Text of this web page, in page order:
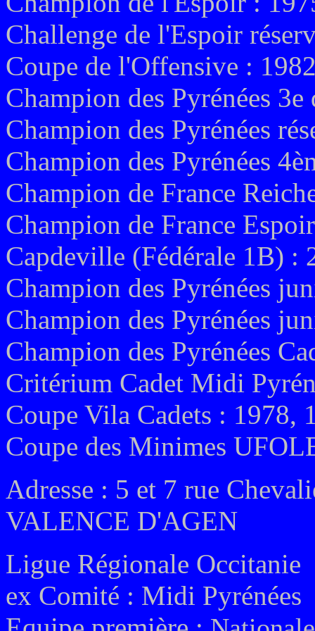
Challenge de l'Espoir
Coupe de l'Offensive :
Champion des Pyrénées
Champion des Pyrénées
Champion des Pyrénées
Champion de France
Champion de France
Capdeville (Fédérale 1B) :
Champion des Pyrénées
Champion des Pyrénées
Champion des Pyrénées
Critérium Cadet Midi
Coupe Vila Cadets : 1978,
Coupe des Minimes
Adresse : 5 et 7 rue
VALENCE D'AGEN
Ligue Régionale Occitanie
ex Comité : Midi Pyrénées